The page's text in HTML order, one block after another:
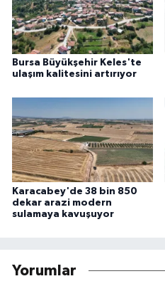
Bursa Büyükşehir Keles'te
ulaşım kalitesini artırıyor
Karacabey'de 38 bin 850
dekar arazi modern
sulamaya kavuşuyor
Yorumlar